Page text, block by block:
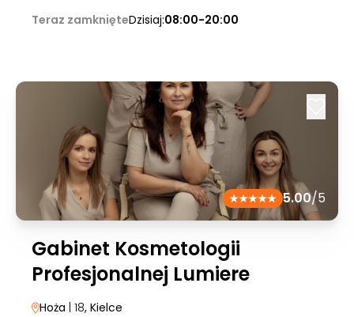
Teraz zamknięteDzisiaj:08:00-20:00
5.00/5
Gabinet Kosmetologii
Profesjonalnej Lumiere
Hoża | 18, Kielce